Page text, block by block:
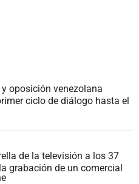
oposición venezolana
ciclo de diálogo hasta el
de la televisión a los 37
grabación de un comercial